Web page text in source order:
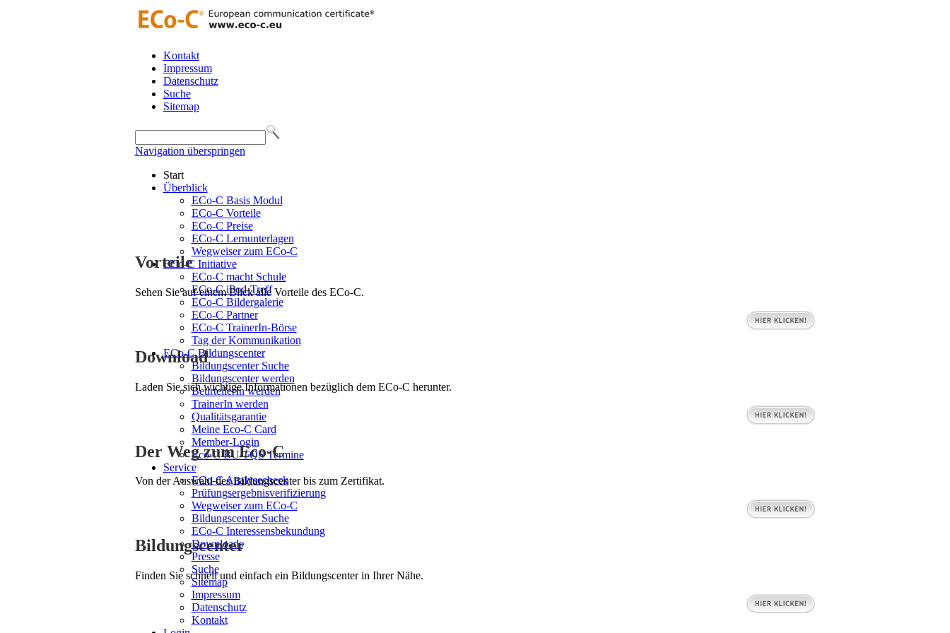
Kontakt
Impressum
Datenschutz
Suche
Sitemap
Navigation überspringen
Start
Überblick
ECo-C Basis Modul
ECo-C Vorteile
ECo-C Preise
ECo-C Lernunterlagen
Wegweiser zum ECo-C
ECo-C Initiative
ECo-C macht Schule
ECo-C iPod-Treff
ECo-C Bildergalerie
ECo-C Partner
ECo-C TrainerIn-Börse
Tag der Kommunikation
ECo-C Bildungscenter
Bildungscenter Suche
Bildungscenter werden
BeurteilerIn werden
TrainerIn werden
Qualitätsgarantie
Meine Eco-C Card
Member-Login
Eco-C BU/TQS Termine
Service
ECo-C Analysecheck
Prüfungsergebnisverifizierung
Wegweiser zum ECo-C
Bildungscenter Suche
ECo-C Interessensbekundung
Downloads
Presse
Suche
Sitemap
Impressum
Datenschutz
Kontakt
Vorteile
Sehen Sie auf einem Blick alle Vorteile des ECo-C.
Download
Laden Sie sich wichtige Informationen bezüglich dem ECo-C herunter.
Der Weg zum Eco-C
Von der Auswahl des Bildungscenter bis zum Zertifikat.
Bildungscenter
Finden Sie schnell und einfach ein Bildungscenter in Ihrer Nähe.